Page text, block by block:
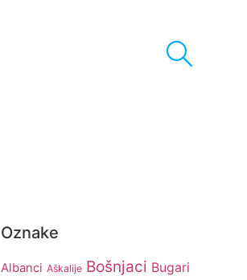
Oznake
Albanci Aškalije Bošnjaci Bugari